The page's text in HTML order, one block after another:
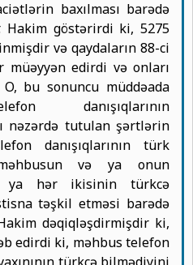
baxılması barədə
Hakim göstərirdi ki, 5275
və qaydaların 88-ci
edirdi və onları
O, bu sonuncu müddəada
danışıqlarının
nəzərdə tutulan şərtlərin
danışıqlarının türk
və ya onun
ya hər ikisinin türkcə
təşkil etməsi barədə
Hakim dəqiqləşdirmişdir ki,
edirdi ki, məhbus telefon